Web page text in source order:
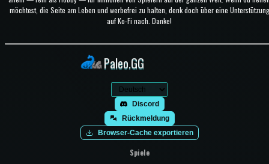
möchtest, die Seite am Leben und werbefrei zu halten, denk doch über eine Unterstützung
auf Ko-Fi nach. Danke!
Paleo.GG
Discord
Rückmeldung
Browser-Cache exportieren
Spiele